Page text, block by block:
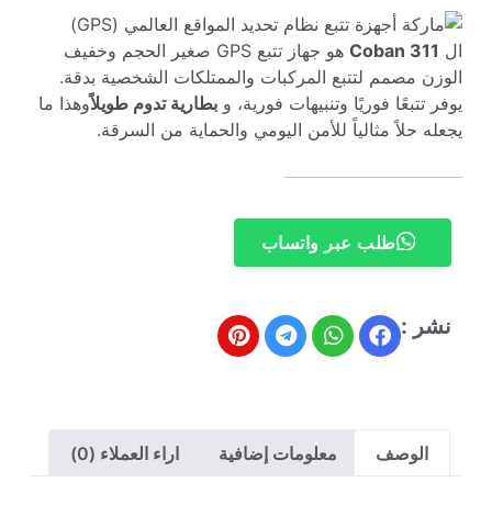
ال Coban 311
هو جهاز تتبع GPS صغير الحجم وخفيف
الوزن مصمم لتتبع المركبات والممتلكات الشخصية بدقة.
يوفر تتبعًا فوريًا وتنبيهات فورية، و بطارية تدوم طويلاًوهذا ما
يجعله حلاً مثالياً للأمن اليومي والحماية من السرقة.
طلب عبر واتساب
نشر :
الوصف معلومات إضافية اراء العملاء (0)